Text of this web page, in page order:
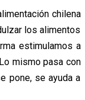
chilena
los alimentos
estimulamos a
mismo pasa con
pone, se ayuda a